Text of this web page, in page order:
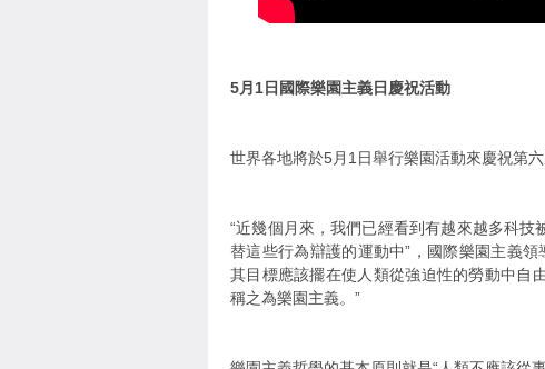
5月1日國際樂園主義日慶祝活動
世界各地將於5月1日舉行樂園活動來慶祝第六
“近幾個月來，我們已經看到有越來越多科
替這些行為辯護的運動中”，國際樂園主義
其目標應該擺在使人類從強迫性的勞動中自
稱之為樂園主義。”